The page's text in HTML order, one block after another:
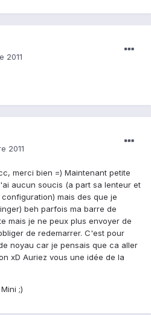
2011
2011
merci bien =) Maintenant petite
aucun soucis (a part sa lenteur et
mais des que je
beh parfois ma barre de
mais je ne peux plus envoyer de
de redemarrer. C'est pour
noyau car je pensais que ca aller
xD Auriez vous une idée de la
;)